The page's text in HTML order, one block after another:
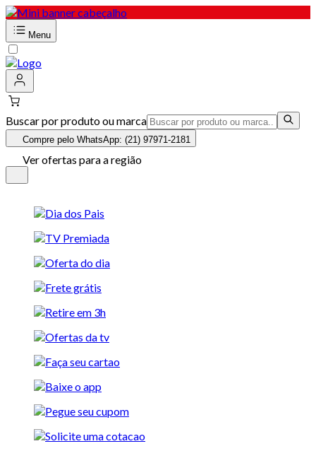
Menu
Buscar por produto ou marca
Compre pelo WhatsApp: (21) 97971-2181
Ver ofertas para a região